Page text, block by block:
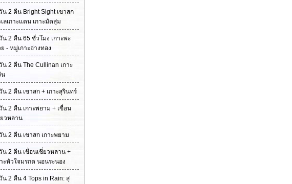
น 2 คืน Bright Sight เขาสก
ลเกาะแตน เกาะมัตสุ่ม
น 2 คืน 65 ชั่วโมง เกาะพะ
ย - หมู่เกาะอ่างทอง
น 2 คืน The Cullinan เกาะ
น
น 2 คืน เขาสก + เกาะสุรินทร์
น 2 คืน เกาะพยาม + เขื่อน
ยวหลาน
น 2 คืน เขาสก เกาะพยาม
น 2 คืน เขื่อนเชี่ยวหลาน +
าะหัวใจมรกต นอนระนอง
น 2 คืน 4 Tops in Rain: สุ